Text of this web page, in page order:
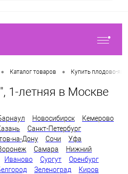
• Каталог товаров • Купить плодово-
1-летняя в Москве
Новосибирск
Кемерово
Санкт-Петербург
на-Дону Сочи
Уфа
Самара
Нижний
Иваново Сургут
Оренбург
Зеленоград
Киров